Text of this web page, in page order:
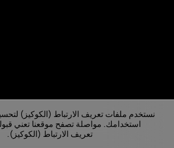
نستخدم ملفات تعريف الارتباط (الكوكيز)
استخدامك. مواصلة تصفح موقعنا تعني
تعريف الارتباط (الكوكيز).